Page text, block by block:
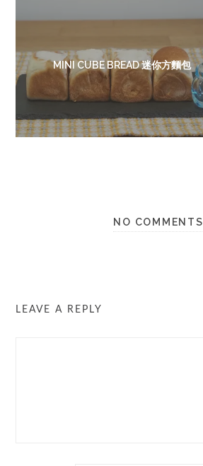
MINI CUBE BREAD 迷你方麵包
NO COMMENTS
LEAVE A REPLY